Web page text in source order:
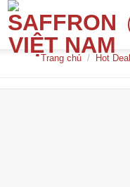
Trang chủ / Hot Deal